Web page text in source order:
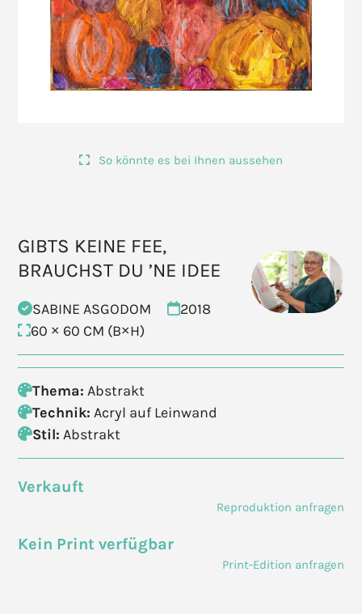
So könnte es bei Ihnen aussehen
GIBTS KEINE FEE,
BRAUCHST DU ’NE IDEE
SABINE ASGODOM
2018
60 × 60 CM (B×H)
Thema: Abstrakt
Technik: Acryl auf Leinwand
Stil: Abstrakt
Verkauft
Reproduktion anfragen
Kein Print verfügbar
Print-Edition anfragen